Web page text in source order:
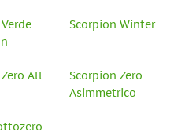
Scorpion Winter
All
Scorpion Zero
Asimmetrico